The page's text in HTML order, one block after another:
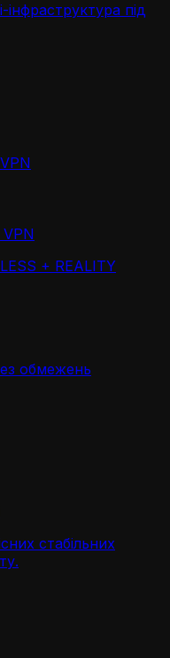
інфраструктура під
+ REALITY
обмежень
стабільних